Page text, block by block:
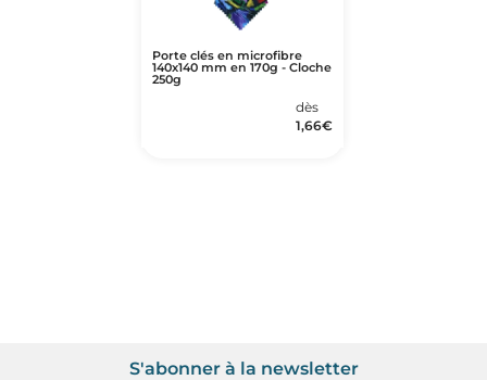
Porte clés en microfibre
140x140 mm en 170g - Cloche
250g
dès
1,66€
S'abonner à la newsletter